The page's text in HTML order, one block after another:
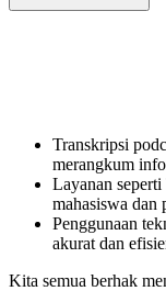
Transkripsi
merangkum
Layanan
mahasiswa dan
Penggunaan
akurat dan
Kita semua berhak